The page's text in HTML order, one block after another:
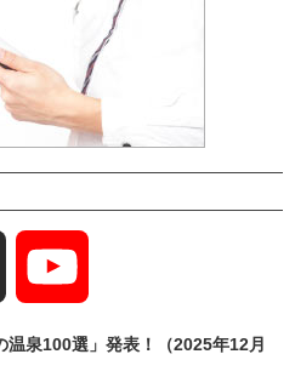
Channel
温泉100選」発表！（2025年12月